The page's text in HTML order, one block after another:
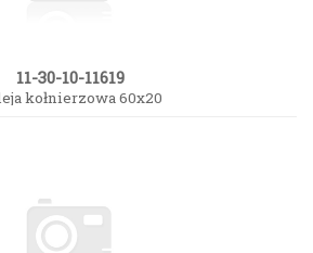
11-30-10-11619
kołnierzowa 60x20